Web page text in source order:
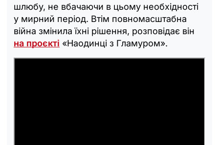
шлюбу, не вбачаючи в цьому необхідності
у мирний період. Втім повномасштабна
війна змінила їхні рішення, розповідає він
на проєкті «Наодинці з Гламуром».